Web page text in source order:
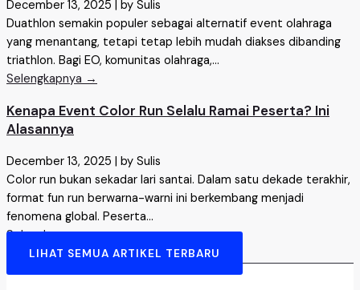
December 13, 2025
by Sulis
Duathlon semakin populer sebagai alternatif event olahraga
yang menantang, tetapi tetap lebih mudah diakses dibanding
triathlon. Bagi EO, komunitas olahraga,...
Selengkapnya →
Kenapa Event Color Run Selalu Ramai Peserta? Ini
Alasannya
December 13, 2025 | by Sulis
Color run bukan sekadar lari santai. Dalam satu dekade terakhir,
format fun run berwarna-warni ini berkembang menjadi
fenomena global. Peserta...
Selengkapnya →
LIHAT SEMUA ARTIKEL TERBARU